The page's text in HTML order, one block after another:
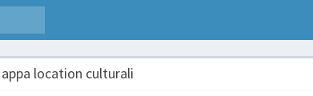
location culturali